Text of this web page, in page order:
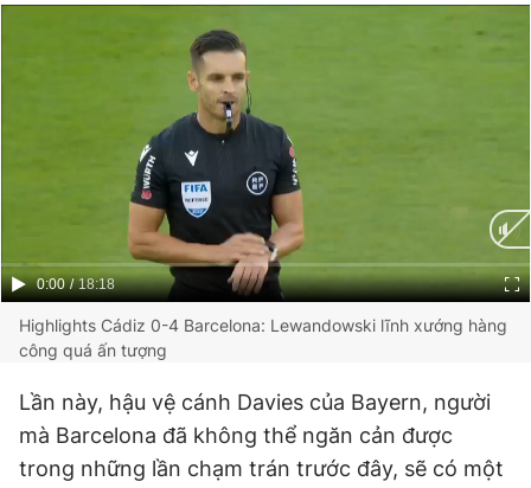
Current
Time
0:00 / Duration
18:18
Highlights Cádiz 0-4 Barcelona: Lewandowski lĩnh xướng hàng
công quá ấn tượng
Lần này, hậu vệ cánh Davies của Bayern, người
mà Barcelona đã không thể ngăn cản được
trong những lần chạm trán trước đây, sẽ có một